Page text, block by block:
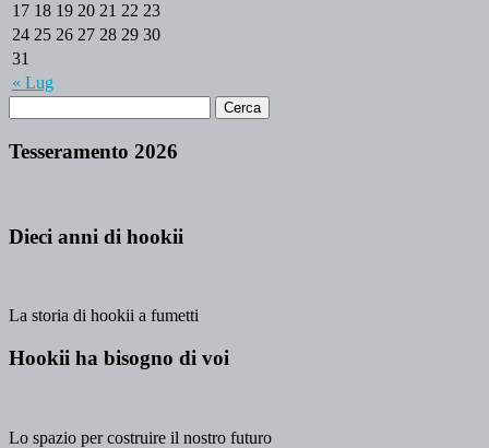
« Lug
17 18 19 20 21 22 23
24 25 26 27 28 29 30
31
Tesseramento 2026
Dieci anni di hookii
La storia di hookii a fumetti
Hookii ha bisogno di voi
Lo spazio per costruire il nostro futuro